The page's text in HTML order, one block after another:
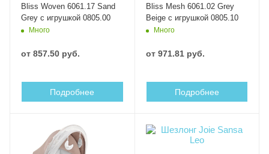
Bliss Woven 6061.17 Sand
Grey с игрушкой 0805.00
Много
от 857.50 руб.
Подробнее
Bliss Mesh 6061.02 Grey
Beige с игрушкой 0805.10
Много
от 971.81 руб.
Подробнее